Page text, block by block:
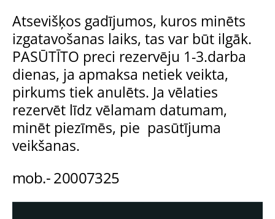
Atsevišķos gadījumos, kuros minēts
izgatavošanas laiks, tas var būt ilgāk.
PASŪTĪTO preci rezervēju 1-3.darba
dienas, ja apmaksa netiek veikta,
pirkums tiek anulēts. Ja vēlaties
rezervēt līdz vēlamam datumam,
minēt piezīmēs, pie pasūtījuma
veikšanas.
mob.- 20007325